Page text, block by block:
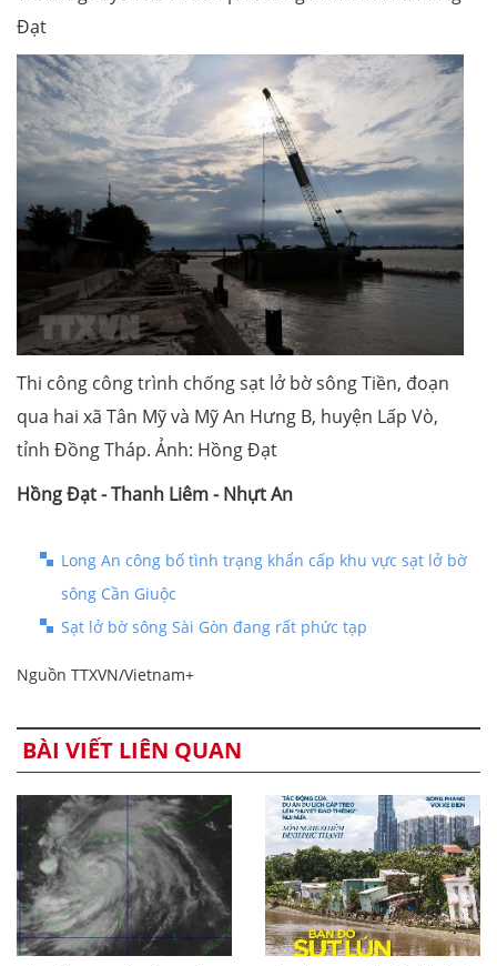
Đạt
Thi công công trình chống sạt lở bờ sông Tiền, đoạn
qua hai xã Tân Mỹ và Mỹ An Hưng B, huyện Lấp Vò,
tỉnh Đồng Tháp. Ảnh: Hồng Đạt
Hồng Đạt - Thanh Liêm - Nhựt An
Long An công bố tình trạng khẩn cấp khu vực sạt lở bờ
sông Cần Giuộc
Sạt lở bờ sông Sài Gòn đang rất phức tạp
Nguồn TTXVN/Vietnam+
BÀI VIẾT LIÊN QUAN